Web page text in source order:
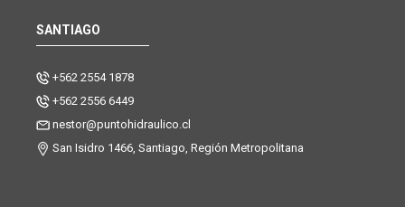
SANTIAGO
+562 2554 1878
+562 2556 6449
nestor@puntohidraulico.cl
San Isidro 1466, Santiago, Región Metropolitana